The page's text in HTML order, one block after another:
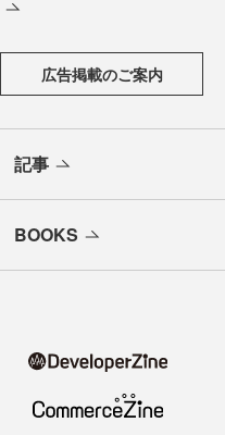
広告掲載のご案内
記事
BOOKS